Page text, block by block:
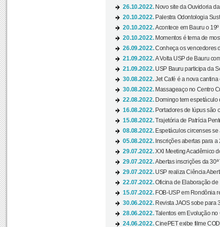
26.10.2022. Novo site da Ouvidoria
20.10.2022. Palestra Odontologia
20.10.2022.Acontece em Bauru o 19º
20.10.2022. Momentos é tema de
26.09.2022.Conheça os vencedores
21.09.2022.A Volta USP de Bauru
21.09.2022. USP Bauru participa da
30.08.2022.Jet Café é a nova
30.08.2022. Massageaço no Centro
22.08.2022. Domingo tem espetáculo
16.08.2022. Portadores de lúpus são
15.08.2022.Trajetória de Patrícia
08.08.2022. Espetáculos circenses
05.08.2022. Inscrições abertas para a
29.07.2022.XXI Meeting Acadêmico
29.07.2022.Abertas inscrições da 30ª
29.07.2022. USP realiza Ciência
22.07.2022.Oficina de Elaboração de
15.07.2022. FOB-USP em Rondônia
30.06.2022. Revista JAOS sobe para
28.06.2022.Talentos em Evolução no
24.06.2022.CinePET exibe filme